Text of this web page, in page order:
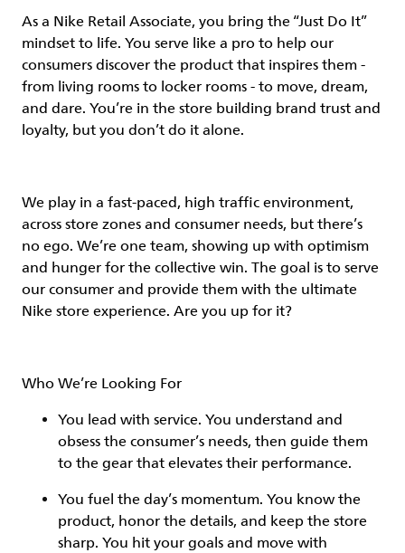
As a Nike Retail Associate, you bring the “Just Do It”
mindset to life. You serve like a pro to help our
consumers discover the product that inspires them -
from living rooms to locker rooms - to move, dream,
and dare. You’re in the store building brand trust and
loyalty, but you don’t do it alone.
We play in a fast-paced, high traffic environment,
across store zones and consumer needs, but there’s
no ego. We’re one team, showing up with optimism
and hunger for the collective win. The goal is to serve
our consumer and provide them with the ultimate
Nike store experience. Are you up for it?
Who We’re Looking For
You lead with service. You understand and
obsess the consumer’s needs, then guide them
to the gear that elevates their performance.
You fuel the day’s momentum. You know the
product, honor the details, and keep the store
sharp. You hit your goals and move with